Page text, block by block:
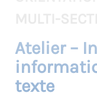
Atelier –
texte